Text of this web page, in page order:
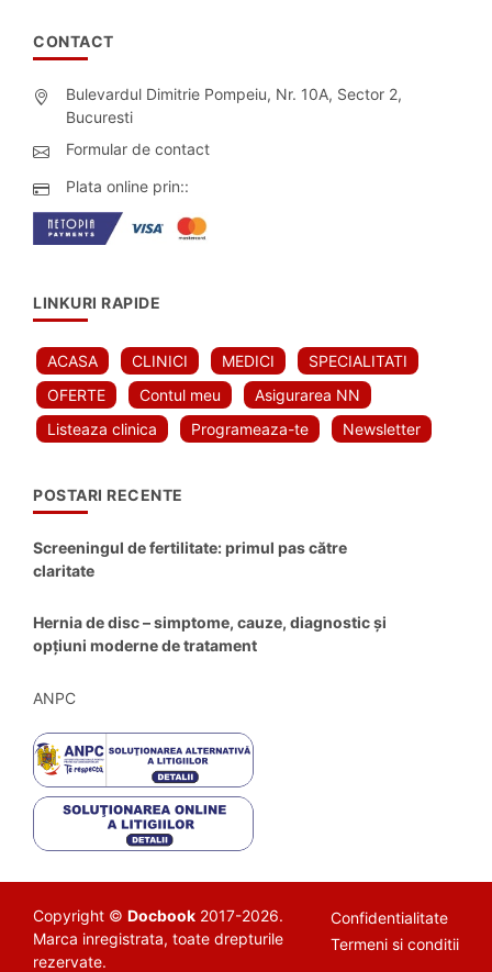
CONTACT
Bulevardul Dimitrie Pompeiu, Nr. 10A, Sector 2,
Bucuresti
Formular de contact
Plata online prin::
LINKURI RAPIDE
ACASA CLINICI MEDICI
SPECIALITATI
OFERTE
Contul meu
Asigurarea NN
Listeaza clinica
Programeaza-te Newsletter
POSTARI RECENTE
Screeningul de fertilitate: primul pas către
claritate
Hernia de disc – simptome, cauze, diagnostic și
opțiuni moderne de tratament
ANPC
Copyright © Docbook 2017-2026.
Marca inregistrata, toate drepturile
rezervate.
Confidentialitate
Termeni si conditii